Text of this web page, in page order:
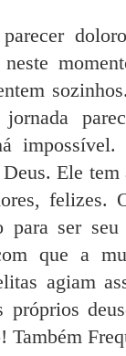
Ele
felizes.
para ser
que a
agiam
próprios
Também